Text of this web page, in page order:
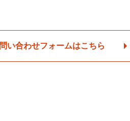
い合わせフォームはこちら